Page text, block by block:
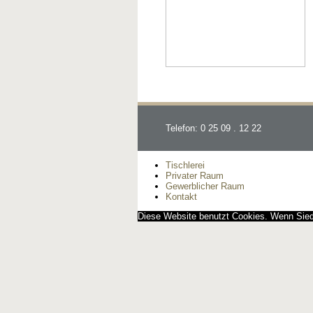
Telefon: 0 25 09 . 12 22
Tischlerei
Privater Raum
Gewerblicher Raum
Kontakt
Diese Website benutzt Cookies. Wenn